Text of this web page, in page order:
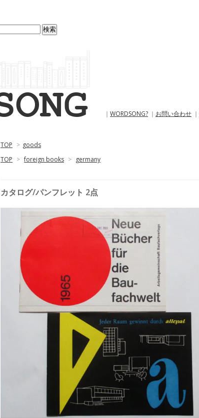
｜ WORDSONG? ｜ お問い合わせ ｜
TOP > goods
TOP > foreign books > germany
カタログ/パンフレット 2点